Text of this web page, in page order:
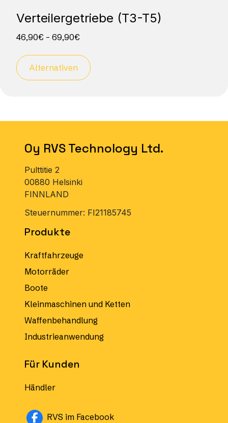
Verteilergetriebe (T3-T5)
46,90€ – 69,90€
Alternativen
Oy RVS Technology Ltd.
Pulttitie 2
00880 Helsinki
FINNLAND
Steuernummer: FI21185745
Produkte
Kraftfahrzeuge
Motorräder
Boote
Kleinmaschinen und Ketten
Waffenbehandlung
Industrieanwendung
Für Kunden
Händler
RVS im FacebookAvautuu uuteen ikkunaan